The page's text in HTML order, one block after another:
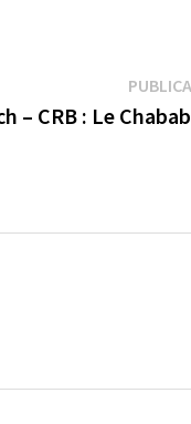
– CRB : Le